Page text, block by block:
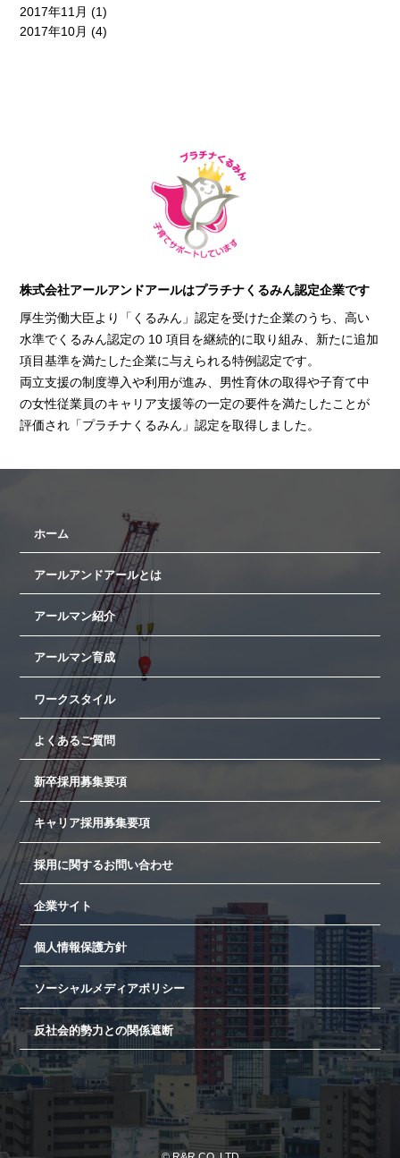
2017年11月 (1)
2017年10月 (4)
株式会社アールアンドアールはプラチナくるみん認定企業です
厚生労働大臣より「くるみん」認定を受けた企業のうち、高い
水準でくるみん認定の 10 項目を継続的に取り組み、新たに追加
項目基準を満たした企業に与えられる特例認定です。
両立支援の制度導入や利用が進み、男性育休の取得や子育て中
の女性従業員のキャリア支援等の一定の要件を満たしたことが
評価され「プラチナくるみん」認定を取得しました。
ホーム
アールアンドアールとは
アールマン紹介
アールマン育成
ワークスタイル
よくあるご質問
新卒採用募集要項
キャリア採用募集要項
採用に関するお問い合わせ
企業サイト
個人情報保護方針
ソーシャルメディアポリシー
反社会的勢力との関係遮断